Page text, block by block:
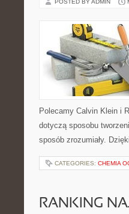
POSTED BY ADMIN
Polecamy Calvin Klein i
dotyczą sposobu
sposób zrozumiały.
CATEGORIES: CHEMIA
RANKING